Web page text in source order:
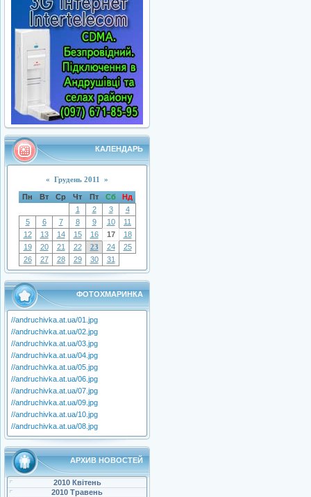
КАЛЕНДАРЬ
« Грудень 2011 »
Пн Вт Ср Чт Пт Сб
Нд
1
2 3
4
5
6 7 8 9 10
11
12
13 14 15 16 17
18
19
20 21 22 23 24
25
26
27 28 29 30 31
ФОТОХМАРИНКА
//andruchivka.at.ua/01.jpg
//andruchivka.at.ua/02.jpg
//andruchivka.at.ua/03.jpg
//andruchivka.at.ua/04.jpg
//andruchivka.at.ua/05.jpg
//andruchivka.at.ua/06.jpg
//andruchivka.at.ua/07.jpg
//andruchivka.at.ua/09.jpg
//andruchivka.at.ua/10.jpg
//andruchivka.at.ua/08.jpg
АРХИВ НОВОСТЕЙ
2010 Квітень
2010 Травень